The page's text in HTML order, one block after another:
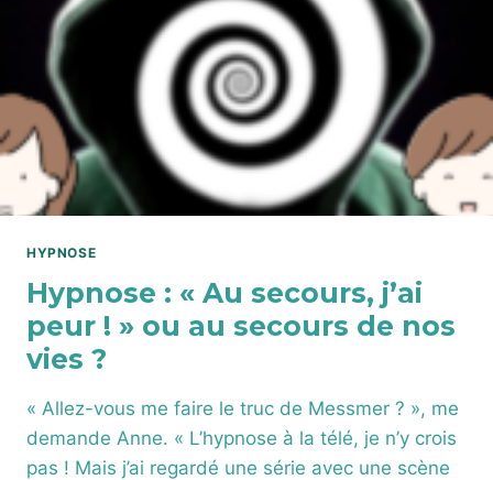
APAISER
LES
SOUVENIRS
DOULOUREUX,
PEURS
ET
LES
BLOCAGES
ÉMOTIONNELS
HYPNOSE
Hypnose : « Au secours, j’ai
peur ! » ou au secours de nos
vies ?
« Allez-vous me faire le truc de Messmer ? », me
demande Anne. « L’hypnose à la télé, je n’y crois
pas ! Mais j’ai regardé une série avec une scène